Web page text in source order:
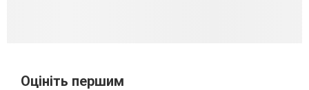
Оцініть першим